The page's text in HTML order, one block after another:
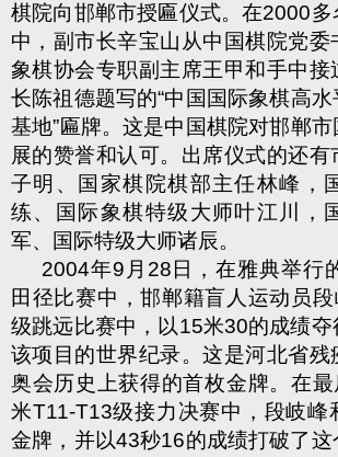
棋院向邯郸市授匾仪式。在2000多
中，副市长辛宝山从中国棋院党委
象棋协会专职副主席王甲和手中接
长陈祖德题写的“中国国际象棋高水
基地”匾牌。这是中国棋院对邯郸
展的赞誉和认可。出席仪式的还有
子明、国家棋院棋部主任林峰，
练、国际象棋特级大师叶江川，
军、国际特级大师诸辰。
2004年9 月 28 日，在雅典举行
田径比赛中，邯郸籍盲人运动员
级跳远比赛中，以15米30的成绩
该项目的世界纪录。这是河北省残
奥会历史上获得的首枚金牌。在最
米T11-T13级接力决赛中，段岐峰
金牌，并以43秒16的成绩打破了